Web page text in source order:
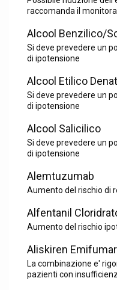
raccomanda il
Alcool Benzilico/
Si deve prevedere un
di ipotensione
Alcool Etilico
Si deve prevedere un
di ipotensione
Alcool Salicilico
Si deve prevedere un
di ipotensione
Alemtuzumab
Aumento del rischio di
Alfentanil
Aumento del rischio
Aliskiren
La combinazione e'
pazienti con